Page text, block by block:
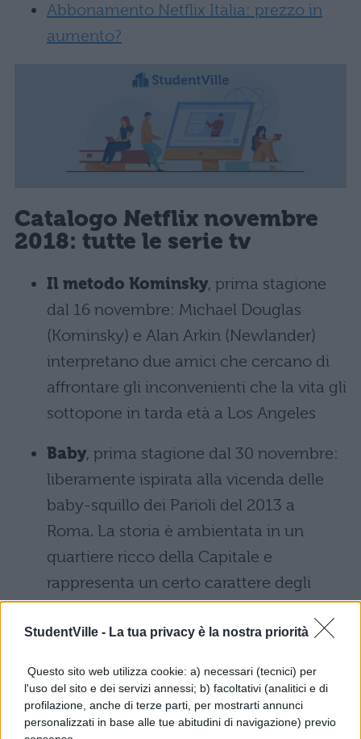
StudentVille - La tua privacy è la nostra priorità
Questo sito web utilizza cookie: a) necessari (tecnici) per
l'uso del sito e dei servizi annessi; b) facoltativi (analitici e di
profilazione, anche di terze parti, per mostrarti annunci
personalizzati in base alle tue abitudini di navigazione) previo
Abbonamento Netflix Italia: prezzo in
aumento?
Catalogo Netflix novembre
2018: tutte le serie tv
Il metodo Kominsky, prima stagione
dal 16 novembre: Michael Douglas
(Kominsky) e Alan Arkin (Newlander)
interpretano due amici che cercano di
affrontare gli inconvenienti che la vita gli
sottopone in tarda età a Los Angeles
Baby, prima stagione dal 30 novembre:
liberamente ispirata alla vicenda delle
baby-squillo dei Parioli del 2013 a
Roma. La storia è ambientata in un
quartiere ricco della Capitale e
rappresenta un certo carattere degli
adolescenti ma va ben al di là della
prostituzione, del traffico sessuale, vuole
teenager a cui piace la trasgressione, in
un modo o nell’altro. Il focus è che